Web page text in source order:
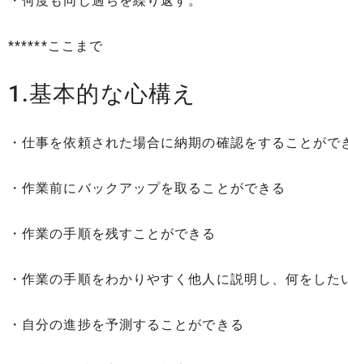
******ここまで
1.基本的な心構え
・仕事を依頼された場合に納期の確認をすることがで
・作業前にバックアップを取ることができる
・作業の手順を残すことができる
・作業の手順をわかりやすく他人に説明し、何をし
・自分の進捗を予測することができる